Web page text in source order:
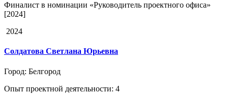
Финалист в номинации «Руководитель проектного офиса»
[2024]
2024
Солдатова Светлана Юрьевна
Город: Белгород
Опыт проектной деятельности: 4